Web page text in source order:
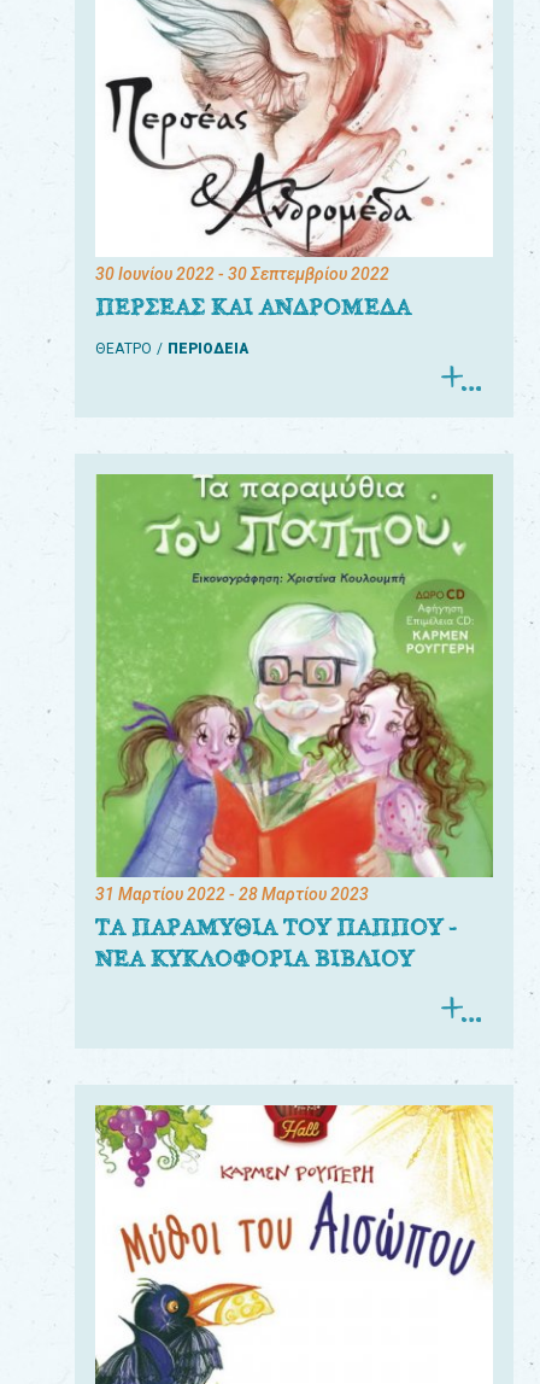
30 Ιουνίου 2022- 30 Σεπτεμβρίου 2022
ΠΕΡΣΕΑΣ ΚΑΙ ΑΝΔΡΟΜΕΔΑ
ΘΕΑΤΡΟ ΠΕΡΙΟΔΕΙΑ
31 Μαρτίου 2022- 28 Μαρτίου 2023
ΤΑ ΠΑΡΑΜΥΘΙΑ ΤΟΥ ΠΑΠΠΟΥ -
ΝΕΑ ΚΥΚΛΟΦΟΡΙΑ ΒΙΒΛΙΟΥ